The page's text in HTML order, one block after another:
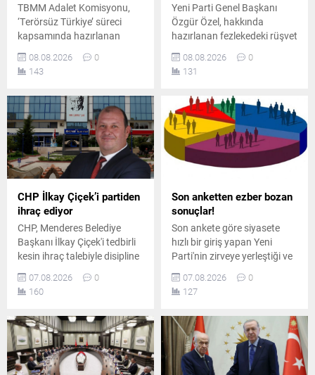
TBMM Adalet Komisyonu,
‘Terörsüz Türkiye’ süreci
kapsamında hazırlanan
çerçeve yasa teklifini
görüşmek üzere toplandı.
Toplantıda iktidar ve
arasında usul ve içerik
tartışmaları yaşandı.
08.08.2026
0
143
Yeni Parti Genel Başkanı
Özgür Özel, hakkında
hazırlanan fezlekedeki rüşvet
iddiasına tepki göstererek,
kurultay masrafları için para
verilmiş olsa bile bunun
savundu.
08.08.2026
0
131
CHP İlkay Çiçek’i partiden
ihraç ediyor
CHP, Menderes Belediye
Başkanı İlkay Çiçek'i tedbirli
kesin ihraç talebiyle disipline
ilkeleri ve örgüt disiplini
kapsamında yapılan
alındığı açıklandı.
07.08.2026
0
160
Son anketten ezber bozan
sonuçlar!
Son ankete göre siyasete
hızlı bir giriş yapan Yeni
Parti'nin zirveye yerleştiği ve
aldığı ankette, CHP ve
MHP'nin yaşadığı tarihi oy
gerilemeleri dikkat çekti.
07.08.2026
0
127